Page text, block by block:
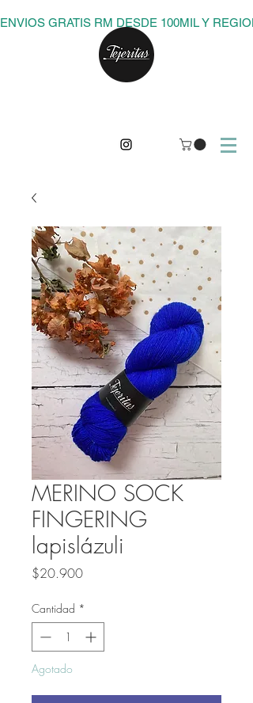
ENVIOS GRATIS RM DESDE 100MIL Y
MERINO SOCK
FINGERING
lapislázuli
$20.900Precio
Cantidad *
Agotado